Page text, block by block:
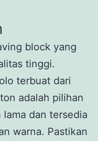
block yang
tinggi.
terbuat dari
adalah pilihan
dan tersedia
warna. Pastikan